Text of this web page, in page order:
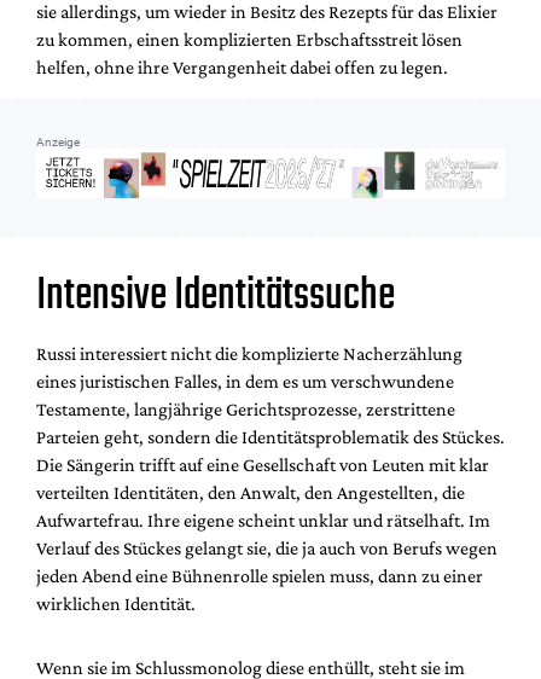
sie allerdings, um wieder in Besitz des Rezepts für das Elixier
zu kommen, einen komplizierten Erbschaftsstreit lösen
helfen, ohne ihre Vergangenheit dabei offen zu legen.
Anzeige
Intensive Identitätssuche
Russi interessiert nicht die komplizierte Nacherzählung
eines juristischen Falles, in dem es um verschwundene
Testamente, langjährige Gerichtsprozesse, zerstrittene
Parteien geht, sondern die Identitätsproblematik des Stückes.
Die Sängerin trifft auf eine Gesellschaft von Leuten mit klar
verteilten Identitäten, den Anwalt, den Angestellten, die
Aufwartefrau. Ihre eigene scheint unklar und rätselhaft. Im
Verlauf des Stückes gelangt sie, die ja auch von Berufs wegen
jeden Abend eine Bühnenrolle spielen muss, dann zu einer
wirklichen Identität.
Wenn sie im Schlussmonolog diese enthüllt, steht sie im